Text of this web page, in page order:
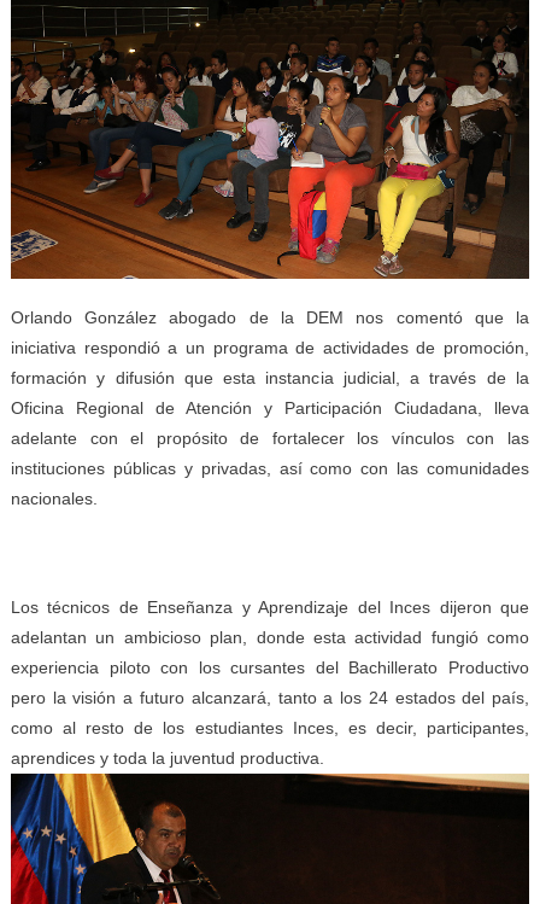
Orlando González abogado de la DEM nos comentó que la
iniciativa respondió a un programa de actividades de promoción,
formación y difusión que esta instancia judicial, a través de la
Oficina Regional de Atención y Participación Ciudadana, lleva
adelante con el propósito de fortalecer los vínculos con las
instituciones públicas y privadas, así como con las comunidades
nacionales.
Los técnicos de Enseñanza y Aprendizaje del Inces dijeron que
adelantan un ambicioso plan, donde esta actividad fungió como
experiencia piloto con los cursantes del Bachillerato Productivo
pero la visión a futuro alcanzará, tanto a los 24 estados del país,
como al resto de los estudiantes Inces, es decir, participantes,
aprendices y toda la juventud productiva.